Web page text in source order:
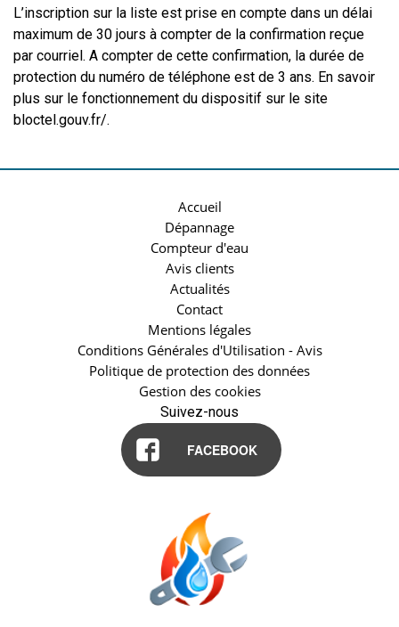
L’inscription sur la liste est prise en compte dans un délai
maximum de 30 jours à compter de la confirmation reçue
par courriel. A compter de cette confirmation, la durée de
protection du numéro de téléphone est de 3 ans. En savoir
plus sur le fonctionnement du dispositif sur le site
bloctel.gouv.fr/.
Accueil
Dépannage
Compteur d'eau
Avis clients
Actualités
Contact
Mentions légales
Conditions Générales d'Utilisation - Avis
Politique de protection des données
Gestion des cookies
Suivez-nous
FACEBOOK